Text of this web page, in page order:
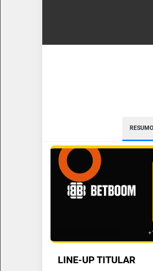
RESUMO
LINE-UP TITULAR